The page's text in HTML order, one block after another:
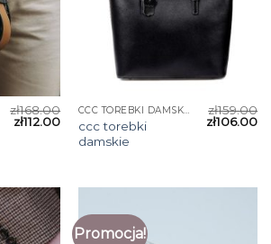
zł168.00
zł112.00
CCC TOREBKI DAMSKIE
ccc torebki
damskie
zł159.00
zł106.00
Promocja!